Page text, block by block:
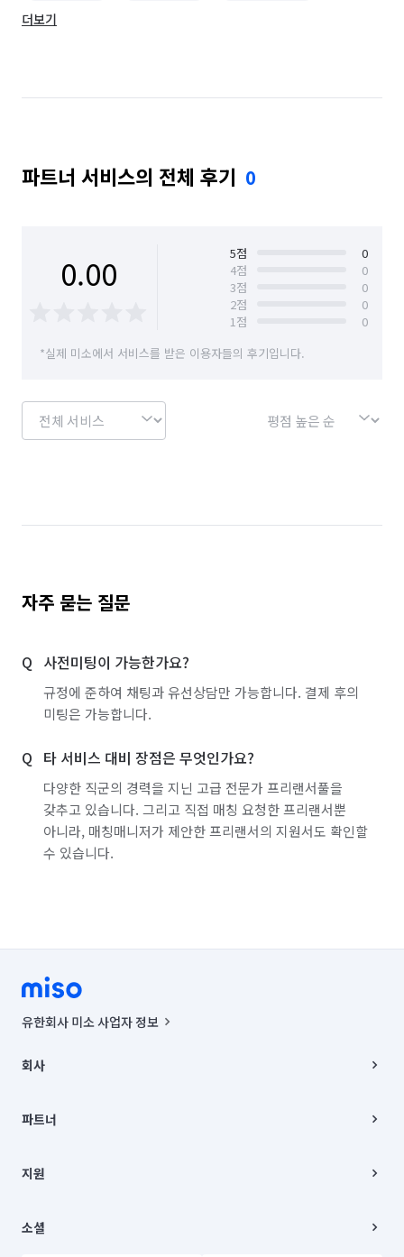
서울 양천구
더보기
파트너 서비스의 전체 후기 0
0.00 5점
0
4점
0
3점
0
2점
0
1점
0
*실제 미소에서 서비스를 받은 이용자들의 후기입니다.
자주 묻는 질문
사전미팅이 가능한가요?
규정에 준하여 채팅과 유선상담만 가능합니다. 결제 후의
미팅은 가능합니다.
타 서비스 대비 장점은 무엇인가요?
다양한 직군의 경력을 지닌 고급 전문가 프리랜서풀을
갖추고 있습니다. 그리고 직접 매칭 요청한 프리랜서뿐
아니라, 매칭매니저가 제안한 프리랜서의 지원서도 확인할
수 있습니다.
유한회사 미소 사업자 정보
00019 |
주소 | 본사: 서울특별시 종로구 율곡로 6(중학동, 트윈트리빌딩) B동 5층
컨택센터 : 서울특별시 종로구 수송동 율곡로 24, 7층, 8층 미소
상품, 상품정보, 거래에 관한 의무와 책임은 거래당사자에게 있습니다.
언론 보도 관련 문의:
© 유한회사 미소. Miso, Inc. All Rights Reserved.
회사
채용
파트너
이사
지원
이용약관
소셜